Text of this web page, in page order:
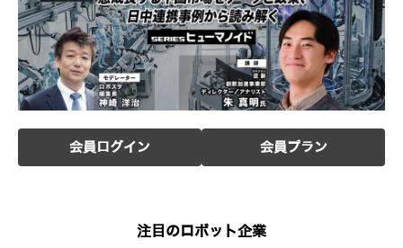
会員ログイン 会員プラン
注目のロボット企業